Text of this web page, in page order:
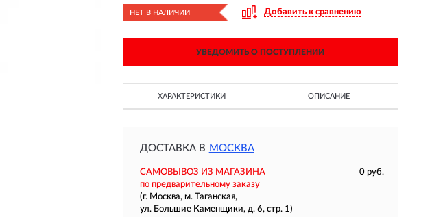
НЕТ В НАЛИЧИИ Добавить к сравнению
УВЕДОМИТЬ О ПОСТУПЛЕНИИ
ХАРАКТЕРИСТИКИ ОПИСАНИЕ
ДОСТАВКА В МОСКВА
САМОВЫВОЗ ИЗ МАГАЗИНА
0 руб.
по предварительному заказу
(г. Москва, м. Таганская,
ул. Большие Каменщики, д. 6, стр. 1)